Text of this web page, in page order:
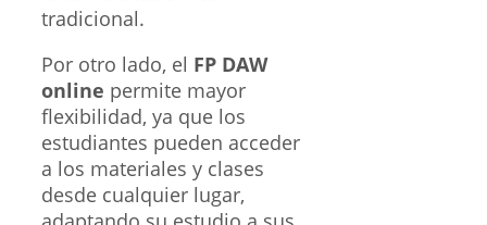
tradicional.
Por otro lado, el FP DAW
online permite mayor
flexibilidad, ya que los
estudiantes pueden acceder
a los materiales y clases
desde cualquier lugar,